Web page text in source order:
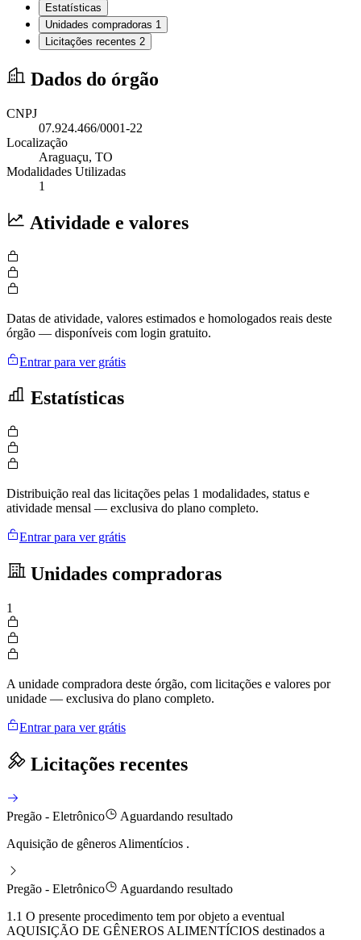
Estatísticas
Unidades compradoras 1
Licitações recentes 2
Dados do órgão
CNPJ
07.924.466/0001-22
Localização
Araguaçu, TO
Modalidades Utilizadas
1
Atividade e valores
Datas de atividade, valores estimados e homologados reais deste
órgão — disponíveis com login gratuito.
Entrar para ver grátis
Estatísticas
Distribuição real das licitações pelas 1 modalidades, status e
atividade mensal — exclusiva do plano completo.
Entrar para ver grátis
Unidades compradoras
1
A unidade compradora deste órgão, com licitações e valores por
unidade — exclusiva do plano completo.
Entrar para ver grátis
Licitações recentes
Pregão - Eletrônico
Aguardando resultado
Aquisição de gêneros Alimentícios .
Pregão - Eletrônico
Aguardando resultado
1.1 O presente procedimento tem por objeto a eventual
AQUISIÇÃO DE GÊNEROS ALIMENTÍCIOS destinados a